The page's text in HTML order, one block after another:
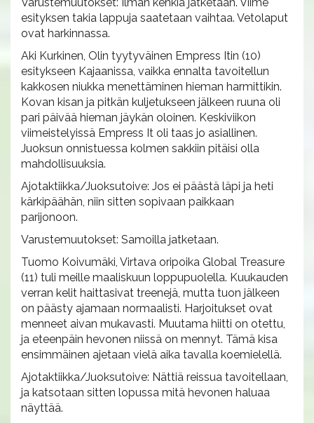
esityksen takia lappuja saatetaan vaihtaa. Vetolaput
ovat harkinnassa.
Aki Kurkinen, Olin tyytyväinen Empress Itin (10)
esitykseen Kajaanissa, vaikka ennalta tavoitellun
kakkosen niukka menettäminen hieman harmittikin.
Kovan kisan ja pitkän kuljetukseen jälkeen ruuna oli
pari päivää hieman jäykän oloinen. Keskiviikon
viimeistelyissä Empress It oli taas jo asiallinen.
Juoksun onnistuessa kolmen sakkiin pitäisi olla
mahdollisuuksia.
Ajotaktiikka/Juoksutoive: Jos ei päästä läpi ja heti
kärkipäähän, niin sitten sopivaan paikkaan
parijonoon.
Varustemuutokset: Samoilla jatketaan.
Tuomo Koivumäki, Virtava oripoika Global Treasure
(11) tuli meille maaliskuun loppupuolella. Kuukauden
verran kelit haittasivat treenejä, mutta tuon jälkeen
on päästy ajamaan normaalisti. Harjoitukset ovat
menneet aivan mukavasti. Muutama hiitti on otettu,
ja eteenpäin hevonen niissä on mennyt. Tämä kisa
ensimmäinen ajetaan vielä aika tavalla koemielellä.
Ajotaktiikka/Juoksutoive: Nättiä reissua tavoitellaan,
ja katsotaan sitten lopussa mitä hevonen haluaa
näyttää.